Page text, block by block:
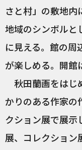
さと村」の敷地内
地域のシンボルと
に見える。館の周
が楽しめる。開館
秋田蘭画をはじ
かりのある作家の
クション展で展示
展、コレクション